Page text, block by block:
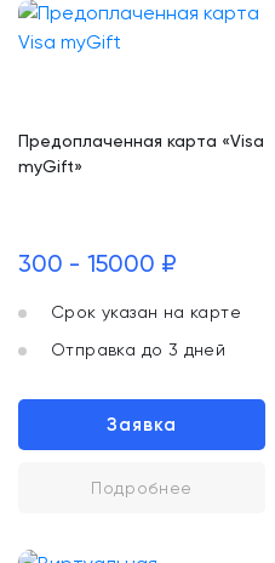
Предоплаченная карта «Visa
myGift»
300 - 15000 ₽
Срок указан на карте
Отправка до 3 дней
Заявка
Подробнее